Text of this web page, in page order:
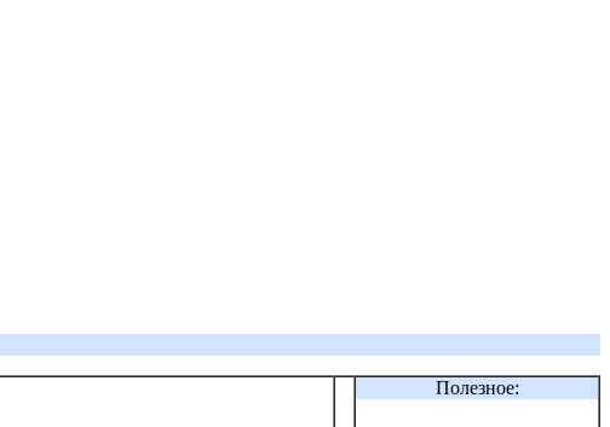
Полезное: